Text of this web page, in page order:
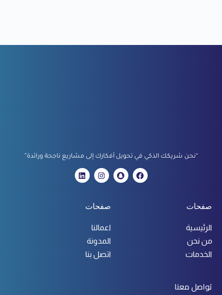
“نحن شريكك الذكي في تحويل أفكارك إلى مشاريع ناجحة ورائدة”
صفحات
الرئيسية
من نحن
الخدمات
صفحات
اعمالنا
المدونة
اتصل بنا
تواصل معنا